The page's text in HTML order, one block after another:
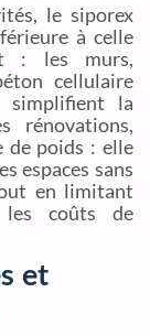
le siporex
à celle
: les murs,
cellulaire
simplifient la
rénovations,
de poids : elle
espaces sans
en limitant
les coûts de
et